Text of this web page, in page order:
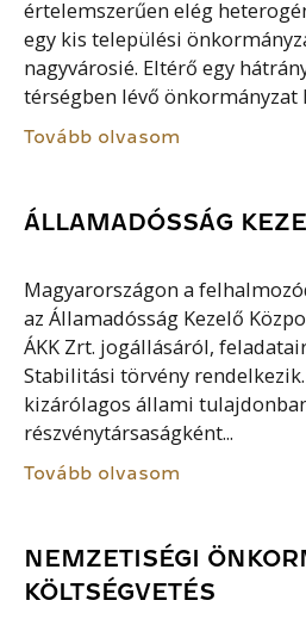
értelemszerűen elég
egy kis települési
nagyvárosié. Eltérő egy
térségben lévő önkormányzat
Tovább olvasom
ÁLLAMADÓSSÁG
Magyarországon a
az Államadósság Kezelő
ÁKK Zrt. jogállásáról,
Stabilitási törvény rendelkezik.
kizárólagos állami
részvénytársaságként...
Tovább olvasom
NEMZETISÉGI
KÖLTSÉGVETÉS